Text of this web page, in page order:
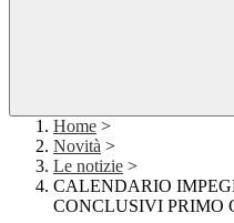
Home >
Novità >
Le notizie >
CALENDARIO
CONCLUSIVI PRIMO